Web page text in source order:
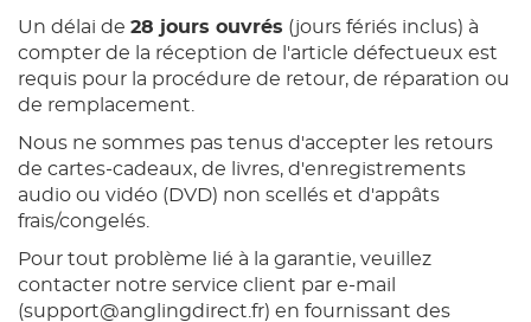
Un délai de 28 jours ouvrés (jours fériés inclus) à
compter de la réception de l'article défectueux est
requis pour la procédure de retour, de réparation ou
de remplacement.
Nous ne sommes pas tenus d'accepter les retours
de cartes-cadeaux, de livres, d'enregistrements
audio ou vidéo (DVD) non scellés et d'appâts
frais/congelés.
Pour tout problème lié à la garantie, veuillez
contacter notre service client par e-mail
(support@anglingdirect.fr) en fournissant des